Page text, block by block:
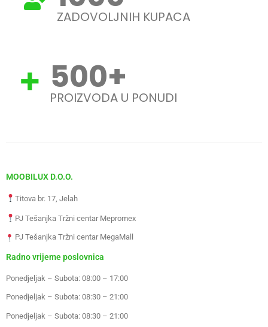
ZADOVOLJNIH KUPACA
500+
PROIZVODA U PONUDI
MOOBILUX D.O.O.
Titova br. 17, Jelah
PJ Tešanjka Tržni centar Mepromex
PJ Tešanjka Tržni centar MegaMall
Radno vrijeme poslovnica
Ponedjeljak – Subota: 08:00 – 17:00
Ponedjeljak – Subota: 08:30 – 21:00
Ponedjeljak – Subota: 08:30 – 21:00